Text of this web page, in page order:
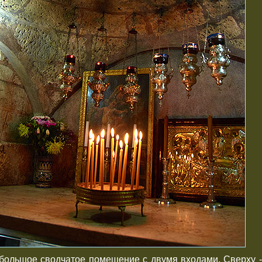
сводчатое помещение с двумя входами. Сверху